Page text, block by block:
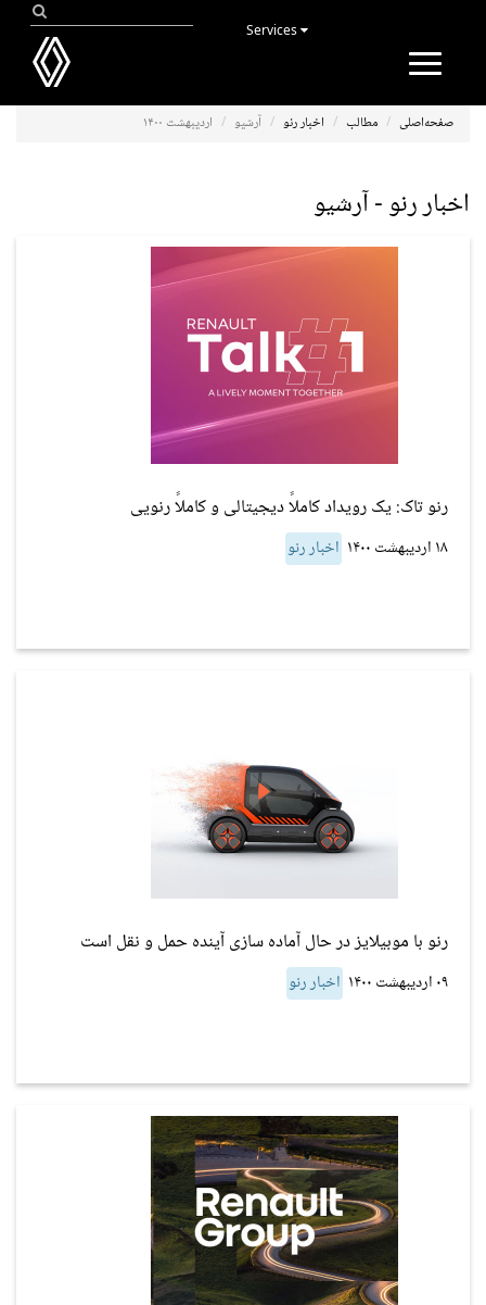
Toggle
صفحه‌اصلی مطالب اخبار رنو آرشیو اردیبهشت ۱۴۰۰
اخبار رنو - آرشیو
رنو تاک: یک رویداد کاملاً دیجیتالی و کاملاً رنویی
۱۸ اردیبهشت ۱۴۰۰ اخبار رنو
رنو با موبیلایز در حال آماده سازی آینده حمل و نقل است
۰۹ اردیبهشت ۱۴۰۰ اخبار رنو